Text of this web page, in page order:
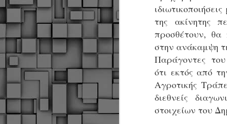
της ακίνητης
προσθέτουν, θα
στην ανάκαμψη
Παράγοντες
ότι εκτός από
Αγροτικής
διεθνείς
στοιχείων του